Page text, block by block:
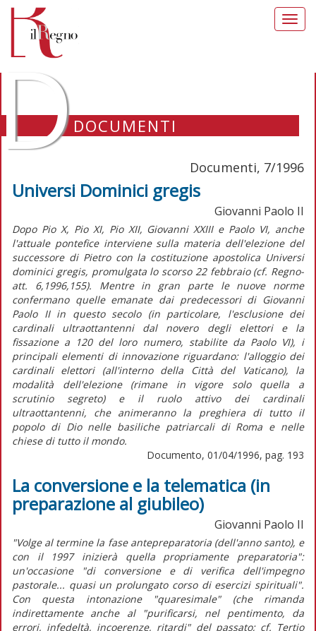
DOCUMENTI
Documenti, 7/1996
Universi Dominici gregis
Giovanni Paolo II
Dopo Pio X, Pio XI, Pio XII, Giovanni XXIII e Paolo VI, anche
l'attuale pontefice interviene sulla materia dell'elezione del
successore di Pietro con la costituzione apostolica Universi
dominici gregis, promulgata lo scorso 22 febbraio (cf. Regno-
att. 6,1996,155). Mentre in gran parte le nuove norme
confermano quelle emanate dai predecessori di Giovanni
Paolo II in questo secolo (in particolare, l'esclusione dei
cardinali ultraottantenni dal novero degli elettori e la
fissazione a 120 del loro numero, stabilite da Paolo VI), i
principali elementi di innovazione riguardano: l'alloggio dei
cardinali elettori (all'interno della Città del Vaticano), la
modalità dell'elezione (rimane in vigore solo quella a
scrutinio segreto) e il ruolo attivo dei cardinali
ultraottantenni, che animeranno la preghiera di tutto il
popolo di Dio nelle basiliche patriarcali di Roma e nelle
chiese di tutto il mondo.
Documento, 01/04/1996, pag. 193
La conversione e la telematica (in
preparazione al giubileo)
Giovanni Paolo II
"Volge al termine la fase antepreparatoria (dell'anno santo), e
con il 1997 inizierà quella propriamente preparatoria":
un'occasione "di conversione e di verifica dell'impegno
pastorale... quasi un prolungato corso di esercizi spirituali".
Con questa intonazione "quaresimale" (che rimanda
indirettamente anche al "purificarsi, nel pentimento, da
errori, infedeltà, incoerenze, ritardi" del passato; cf. Tertio